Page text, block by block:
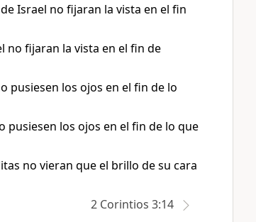
Israel no fijaran la vista en el fin
no fijaran la vista en el fin de
pusiesen los ojos en el fin de lo
pusiesen los ojos en el fin de lo que
no vieran que el brillo de su cara
2 Corintios 3:14